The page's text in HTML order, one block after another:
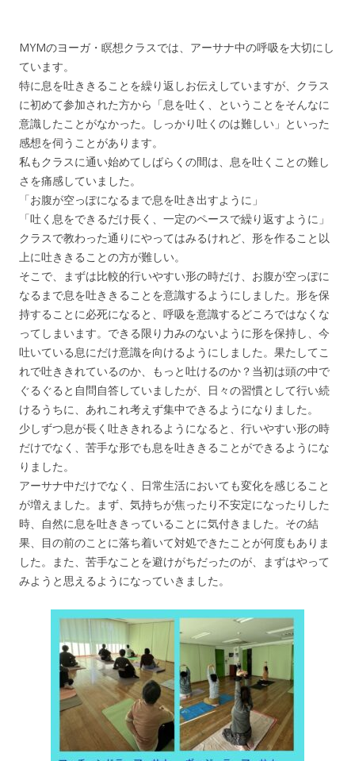
MYMのヨーガ・瞑想クラスでは、アーサナ中の呼吸を大切にし
ています。
特に息を吐ききることを繰り返しお伝えしていますが、クラス
に初めて参加された方から「息を吐く、ということをそんなに
意識したことがなかった。しっかり吐くのは難しい」といった
感想を伺うことがあります。
私もクラスに通い始めてしばらくの間は、息を吐くことの難し
さを痛感していました。
「お腹が空っぽになるまで息を吐き出すように」
「吐く息をできるだけ長く、一定のペースで繰り返すように」
クラスで教わった通りにやってはみるけれど、形を作ること以
上に吐ききることの方が難しい。
そこで、まずは比較的行いやすい形の時だけ、お腹が空っぽに
なるまで息を吐ききることを意識するようにしました。形を保
持することに必死になると、呼吸を意識するどころではなくな
ってしまいます。できる限り力みのないように形を保持し、今
吐いている息にだけ意識を向けるようにしました。果たしてこ
れで吐ききれているのか、もっと吐けるのか？当初は頭の中で
ぐるぐると自問自答していましたが、日々の習慣として行い続
けるうちに、あれこれ考えず集中できるようになりました。
少しずつ息が長く吐ききれるようになると、行いやすい形の時
だけでなく、苦手な形でも息を吐ききることができるようにな
りました。
アーサナ中だけでなく、日常生活においても変化を感じること
が増えました。まず、気持ちが焦ったり不安定になったりした
時、自然に息を吐ききっていることに気付きました。その結
果、目の前のことに落ち着いて対処できたことが何度もありま
した。また、苦手なことを避けがちだったのが、まずはやって
みようと思えるようになっていきました。